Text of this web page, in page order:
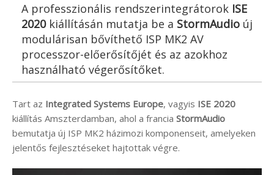
A professzionális rendszerintegrátorok ISE
2020kiállításán mutatja be a StormAudio új
modulárisan bővíthető ISP MK2 AV
processzor-előerősítőjét és az azokhoz
használható végerősítőket.
Tart az Integrated Systems Europe, vagyis ISE 2020
kiállítás Amszterdamban, ahol a francia StormAudio
bemutatja új ISP MK2 házimozi komponenseit, amelyeken
jelentős fejlesztéseket hajtottak végre.